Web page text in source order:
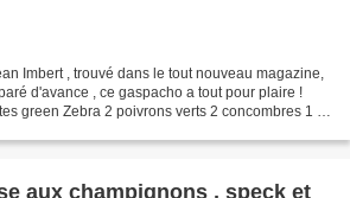
Imbert , trouvé dans le tout nouveau magazine,
d'avance , ce gaspacho a tout pour plaire !
green Zebra 2 poivrons verts 2 concombres 1 c
aux champignons , speck et